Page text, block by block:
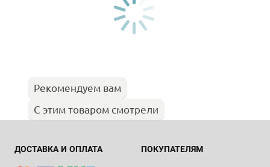
Рекомендуем вам
С этим товаром смотрели
ДОСТАВКА И ОПЛАТА ПОКУПАТЕЛЯМ